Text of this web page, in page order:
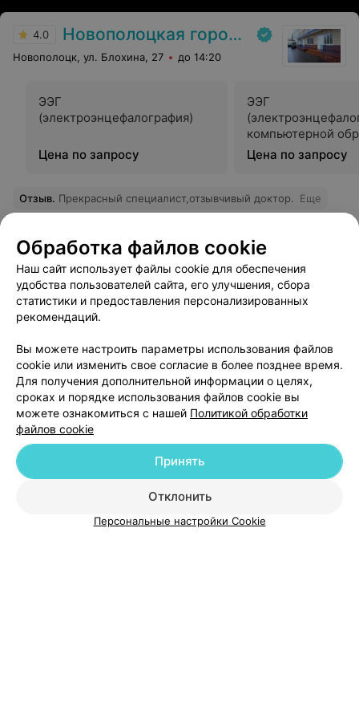
4.0 Новополоцкая городская детская поликлиника
Новополоцк, ул. Блохина, 27 до 14:20
ЭЭГ
(электроэнцефалография)
Цена по запросу
ЭЭГ
компьютерной
данных
Цена по запросу
Отзыв. Прекрасный специалист,отзывчивый доктор. Еще
Добавить компанию
Добавить специалиста
Новости проекта
Размещение рекламы
Медицинский маркетинг
Публичный договор
Обработка файлов cookie
Наш сайт использует файлы cookie для обеспечения
удобства пользователей сайта, его улучшения, сбора
статистики и предоставления персонализированных
рекомендаций.
Вы можете настроить параметры использования файлов
cookie или изменить свое согласие в более позднее время.
Для получения дополнительной информации о целях,
сроках и порядке использования файлов cookie вы
можете ознакомиться с нашей Политикой обработки
файлов cookie
Отклонить
Принять
Персональные настройки Cookie